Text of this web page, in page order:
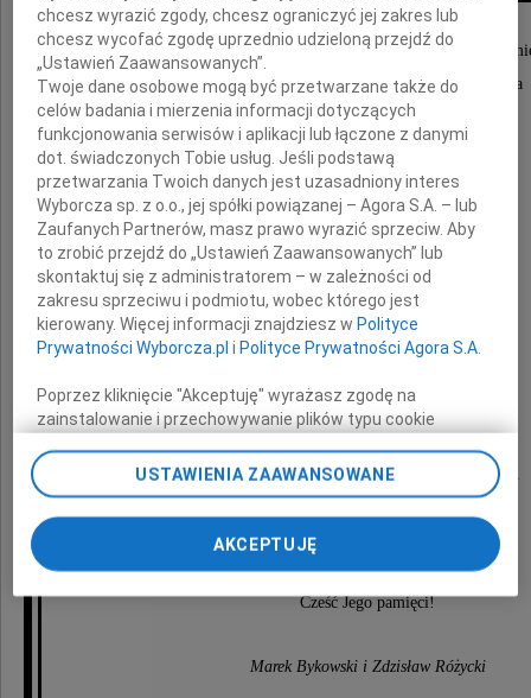
Z najgłębszym żalem przyjęliśmy wiadomość o
naszego byłego współpracownika i Przyjaciela
Eugeniusza Spyrki
Oddziału Krakowskiego Tadmar S.A.
Oddany własnej Rodzinie i pracy zawodowej.
Cudownie łagodził obyczaje.
Cześć Jego pamięci!
Marek Bykowski i Zdzisław Różycki
chcesz wyrazić zgody, chcesz ograniczyć jej zakres lub
chcesz wycofać zgodę uprzednio udzieloną przejdź do
„Ustawień Zaawansowanych”.
Twoje dane osobowe mogą być przetwarzane także do
celów badania i mierzenia informacji dotyczących
funkcjonowania serwisów i aplikacji lub łączone z danymi
dot. świadczonych Tobie usług. Jeśli podstawą
przetwarzania Twoich danych jest uzasadniony interes
Wyborcza sp. z o.o., jej spółki powiązanej – Agora S.A. – lub
Zaufanych Partnerów, masz prawo wyrazić sprzeciw. Aby
to zrobić przejdź do „Ustawień Zaawansowanych” lub
skontaktuj się z administratorem – w zależności od
zakresu sprzeciwu i podmiotu, wobec którego jest
kierowany. Więcej informacji znajdziesz w Polityce
Prywatności Wyborcza.pl i Polityce Prywatności Agora S.A.
Poprzez kliknięcie "Akceptuję" wyrażasz zgodę na
zainstalowanie i przechowywanie plików typu cookie
na Twoim urządzeniu końcowym. Możesz też w każdej
chwili zmienić swoje preferencje dot. plików cookie,
ponownie wywołując narzędzie do zarządzania Twoimi
preferencjami dot. przetwarzania danych poprzez
odnośnik „Ustawienia prywatności” w stopce serwisu i
Zmiana ustawień plików cookie możliwa jest także za
My, nasi Zaufani Partnerzy i Agora S.A. możemy
USTAWIENIA ZAAWANSOWANE
AKCEPTUJĘ